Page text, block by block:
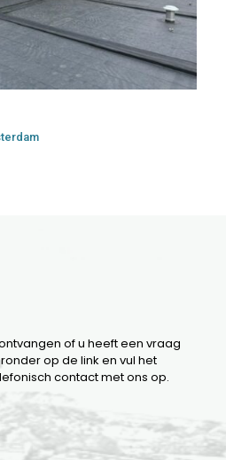
of u heeft een vraag
op de link en vul het
contact met ons op.